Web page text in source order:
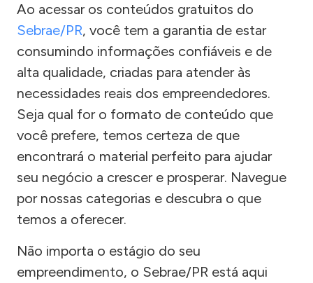
Ao acessar os conteúdos gratuitos do
Sebrae/PR, você tem a garantia de estar
consumindo informações confiáveis e de
alta qualidade, criadas para atender às
necessidades reais dos empreendedores.
Seja qual for o formato de conteúdo que
você prefere, temos certeza de que
encontrará o material perfeito para ajudar
seu negócio a crescer e prosperar. Navegue
por nossas categorias e descubra o que
temos a oferecer.
Não importa o estágio do seu
empreendimento, o Sebrae/PR está aqui